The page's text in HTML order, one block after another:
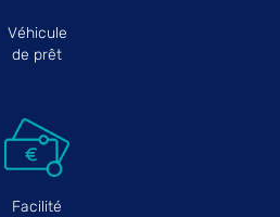
Véhicule
de prêt
Facilité